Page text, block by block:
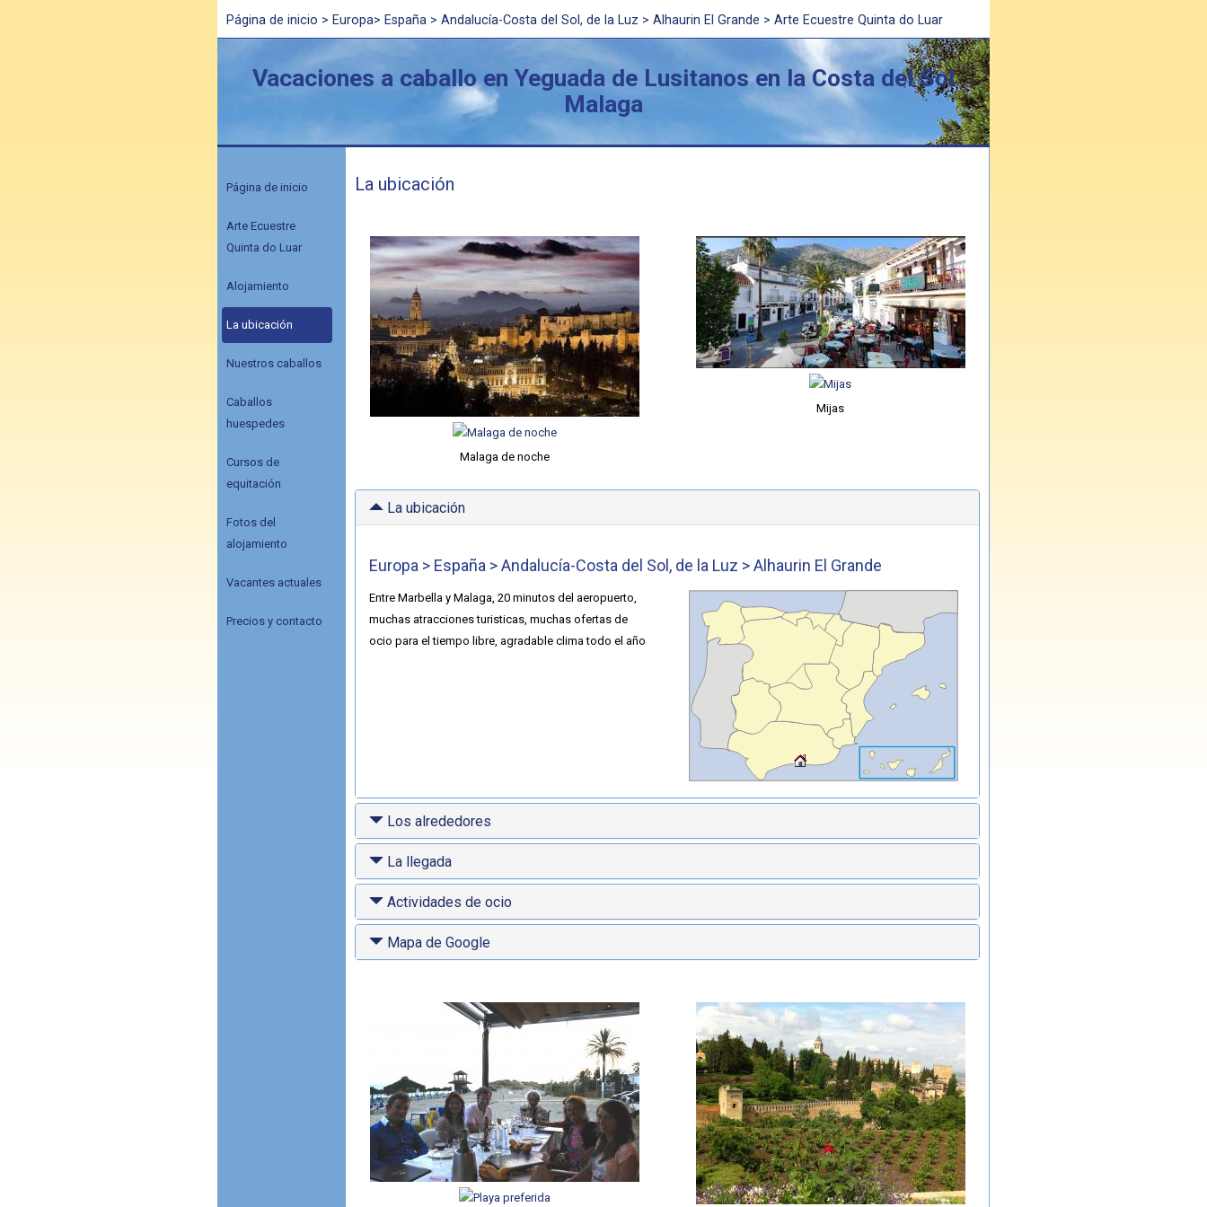
Página de inicio > Europa> España > Andalucía-Costa del Sol, de la Luz > Alhaurin El Grande > Arte Ecuestre Quinta do Luar
Vacaciones a caballo en Yeguada de Lusitanos en la Costa del Sol
Malaga
Página de inicio
Arte Ecuestre
Quinta do Luar
Alojamiento
La ubicación
Nuestros caballos
Caballos
huespedes
Cursos de
equitación
Fotos del
alojamiento
Vacantes actuales
Precios y contacto
La ubicación
Malaga de noche
Mijas
La ubicación
Europa > España > Andalucía-Costa del Sol, de la Luz > Alhaurin El Grande
Entre Marbella y Malaga, 20 minutos del aeropuerto,
muchas atracciones turisticas, muchas ofertas de
ocio para el tiempo libre, agradable clima todo el año
Los alrededores
La llegada
Actividades de ocio
Mapa de Google